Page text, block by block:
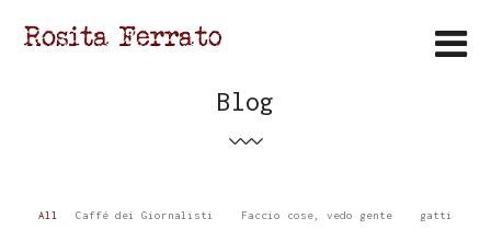
Blog
All Caffé dei Giornalisti Faccio cose, vedo gente gatti